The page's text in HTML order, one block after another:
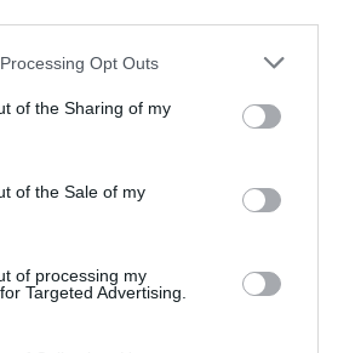
website/app uses one or more Google
or usage behaviour. You may click to
to Google and its third-party tags to
specified purposes in below Google
Opt Outs
of the Sharing of my
of the Sale of my
of processing my
Targeted Advertising.
Következő bejegyzés